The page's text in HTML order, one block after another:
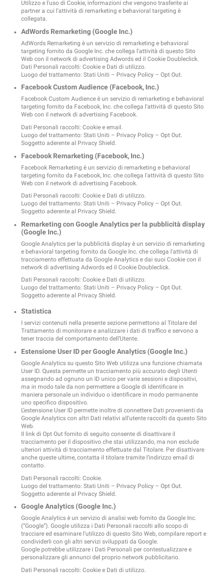
Utilizzo e l'uso di Cookie, informazioni che vengono trasferite ai
partner a cui l'attività di remarketing e behavioral targeting è
collegata.
AdWords Remarketing (Google Inc.)
AdWords Remarketing è un servizio di remarketing e behavioral
targeting fornito da Google Inc. che collega l'attività di questo Sito
Web con il network di advertising Adwords ed il Cookie Doubleclick.
Dati Personali raccolti: Cookie e Dati di utilizzo.
Luogo del trattamento: Stati Uniti – Privacy Policy – Opt Out.
Facebook Custom Audience (Facebook, Inc.)
Facebook Custom Audience è un servizio di remarketing e behavioral
targeting fornito da Facebook, Inc. che collega l'attività di questo Sito
Web con il network di advertising Facebook.
Dati Personali raccolti: Cookie e email.
Luogo del trattamento: Stati Uniti – Privacy Policy – Opt Out.
Soggetto aderente al Privacy Shield.
Facebook Remarketing (Facebook, Inc.)
Facebook Remarketing è un servizio di remarketing e behavioral
targeting fornito da Facebook, Inc. che collega l'attività di questo Sito
Web con il network di advertising Facebook.
Dati Personali raccolti: Cookie e Dati di utilizzo.
Luogo del trattamento: Stati Uniti – Privacy Policy – Opt Out.
Soggetto aderente al Privacy Shield.
Remarketing con Google Analytics per la pubblicità display
(Google Inc.)
Google Analytics per la pubblicità display è un servizio di remarketing
e behavioral targeting fornito da Google Inc. che collega l'attività di
tracciamento effettuata da Google Analytics e dai suoi Cookie con il
network di advertising Adwords ed il Cookie Doubleclick.
Dati Personali raccolti: Cookie e Dati di utilizzo.
Luogo del trattamento: Stati Uniti – Privacy Policy – Opt Out.
Soggetto aderente al Privacy Shield.
Statistica
I servizi contenuti nella presente sezione permettono al Titolare del
Trattamento di monitorare e analizzare i dati di traffico e servono a
tener traccia del comportamento dell’Utente.
Estensione User ID per Google Analytics (Google Inc.)
Google Analytics su questo Sito Web utilizza una funzione chiamata
User ID. Questa permette un tracciamento più accurato degli Utenti
assegnando ad ognuno un ID unico per varie sessioni e dispositivi,
ma in modo tale da non permettere a Google di identificare in
maniera personale un individuo o identificare in modo permanente
uno specifico dispositivo.
L’estensione User ID permette inoltre di connettere Dati provenienti da
Google Analytics con altri Dati relativi all’utente raccolti da questo Sito
Web.
Il link di Opt Out fornito di seguito consente di disattivare il
tracciamento per il dispositivo che stai utilizzando, ma non esclude
ulteriori attività di tracciamento effettuate dal Titolare. Per disattivare
anche queste ultime, contatta il titolare tramite l’indirizzo email di
contatto.
Dati Personali raccolti: Cookie.
Luogo del trattamento: Stati Uniti – Privacy Policy – Opt Out
Soggetto aderente al Privacy Shield.
Google Analytics (Google Inc.)
Google Analytics è un servizio di analisi web fornito da Google Inc.
(“Google”). Google utilizza i Dati Personali raccolti allo scopo di
tracciare ed esaminare l’utilizzo di questo Sito Web, compilare report e
condividerli con gli altri servizi sviluppati da Google.
Google potrebbe utilizzare i Dati Personali per contestualizzare e
personalizzare gli annunci del proprio network pubblicitario.
Dati Personali raccolti: Cookie e Dati di utilizzo.